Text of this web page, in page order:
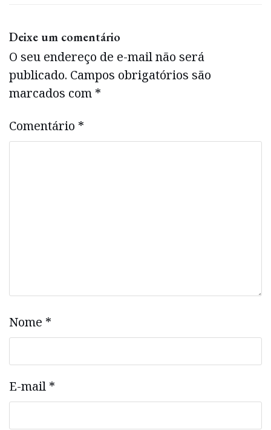
Deixe um comentário
O seu endereço de e-mail não será
publicado. Campos obrigatórios são
marcados com *
Comentário *
Nome *
E-mail *